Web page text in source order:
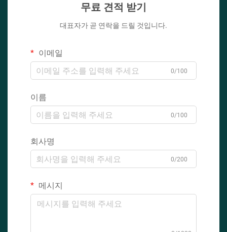
무료 견적 받기
대표자가 곧 연락을 드릴 것입니다.
이메일
0/100
이름
0/100
회사명
0/200
메시지